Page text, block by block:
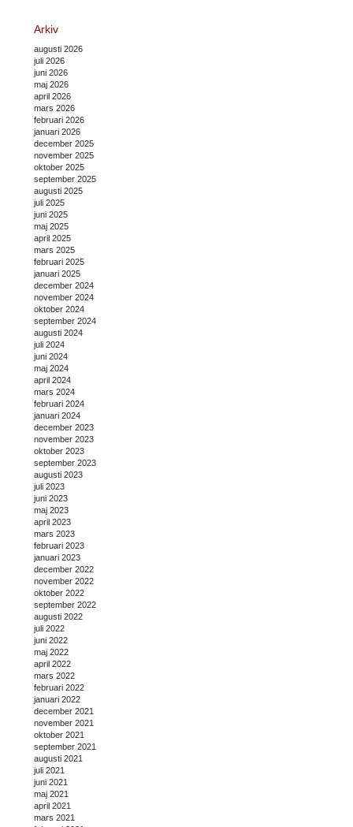
Arkiv
augusti 2026
juli 2026
juni 2026
maj 2026
april 2026
mars 2026
februari 2026
januari 2026
december 2025
november 2025
oktober 2025
september 2025
augusti 2025
juli 2025
juni 2025
maj 2025
april 2025
mars 2025
februari 2025
januari 2025
december 2024
november 2024
oktober 2024
september 2024
augusti 2024
juli 2024
juni 2024
maj 2024
april 2024
mars 2024
februari 2024
januari 2024
december 2023
november 2023
oktober 2023
september 2023
augusti 2023
juli 2023
juni 2023
maj 2023
april 2023
mars 2023
februari 2023
januari 2023
december 2022
november 2022
oktober 2022
september 2022
augusti 2022
juli 2022
juni 2022
maj 2022
april 2022
mars 2022
februari 2022
januari 2022
december 2021
november 2021
oktober 2021
september 2021
augusti 2021
juli 2021
juni 2021
maj 2021
april 2021
mars 2021